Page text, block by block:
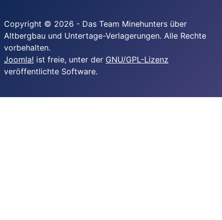
Copyright © 2026 - Das Team Minehunters über
Altbergbau und Untertage-Verlagerungen. Alle Rechte
vorbehalten.
Joomla! ist freie, unter der GNU/GPL-Lizenz
veröffentlichte Software.